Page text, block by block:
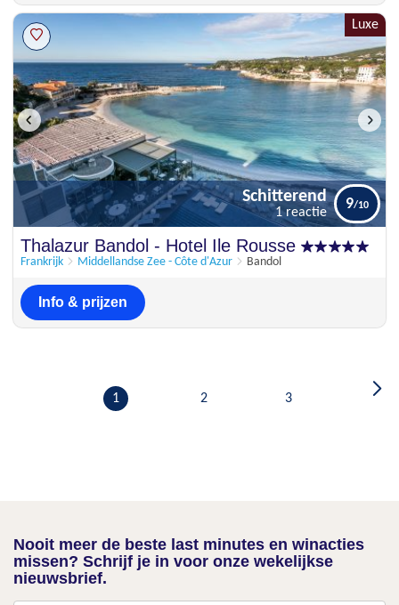
Luxe
Schitterend
1 reactie
9
Thalazur Bandol - Hotel Ile Rousse
Frankrijk Middellandse Zee - Côte d'Azur Bandol
Schitterend
1 reactie
9
Info & prijzen
1 2 3
Nooit meer de beste last minutes en winacties
missen? Schrijf je in voor onze wekelijkse
nieuwsbrief.